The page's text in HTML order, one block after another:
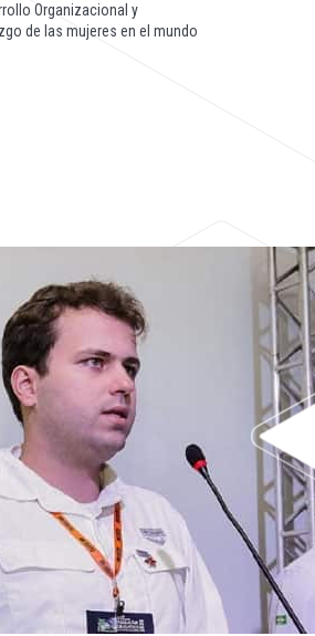
Organizacional y
de las mujeres en el mundo